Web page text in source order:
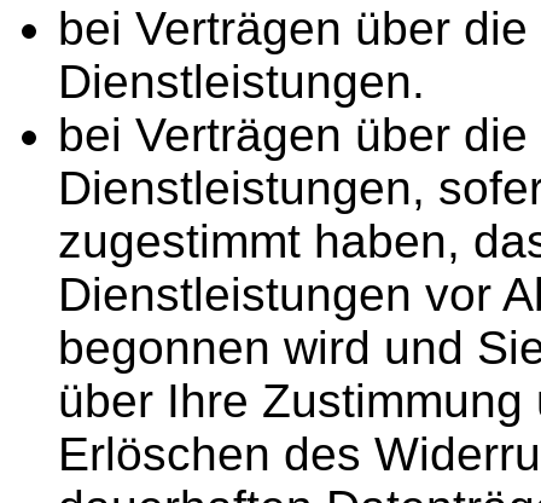
bei Verträgen über
Dienstleistungen.
bei Verträgen über
Dienstleistungen,
zugestimmt haben,
Dienstleistungen vor
begonnen wird und
über Ihre
Erlöschen des